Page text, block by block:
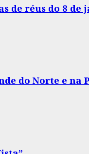
de réus do 8 de
do Norte e na